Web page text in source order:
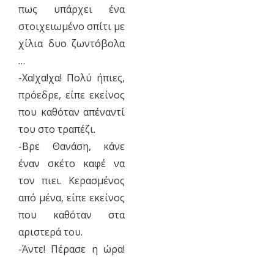
πως υπάρχει ένα
στοιχειωμένο σπίτι με
χίλια δυο ζωντόβολα
…
-Χα!χα!χα! Πολύ ήπιες,
πρόεδρε, είπε εκείνος
που καθόταν απέναντί
του στο τραπέζι.
-Βρε Θανάση, κάνε
έναν σκέτο καφέ να
τον πιει. Κερασμένος
από μένα, είπε εκείνος
που καθόταν στα
αριστερά του.
-Άντε! Πέρασε η ώρα!